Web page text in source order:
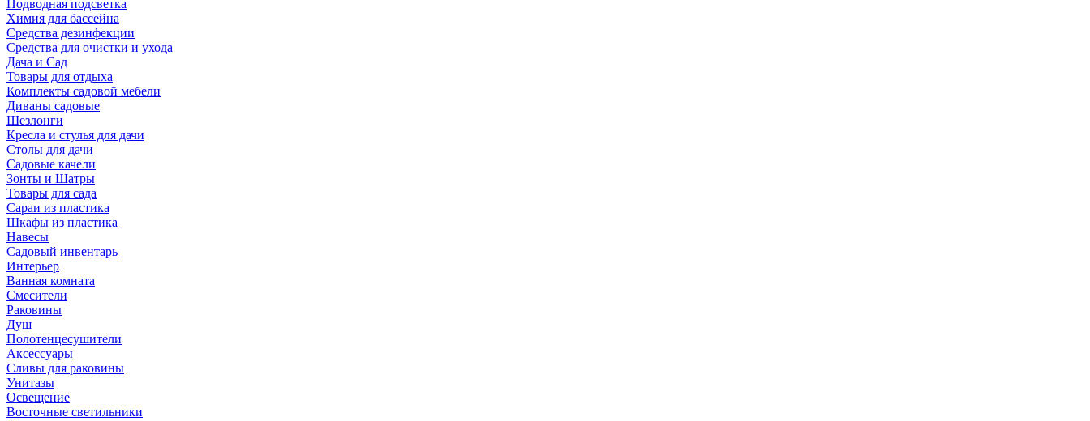
Подводная подсветка
Химия для бассейна
Средства дезинфекции
Средства для очистки и ухода
Дача и Сад
Товары для отдыха
Комплекты садовой мебели
Диваны садовые
Шезлонги
Кресла и стулья для дачи
Столы для дачи
Садовые качели
Зонты и Шатры
Товары для сада
Сараи из пластика
Шкафы из пластика
Навесы
Садовый инвентарь
Интерьер
Ванная комната
Смесители
Раковины
Душ
Полотенцесушители
Аксессуары
Сливы для раковины
Унитазы
Освещение
Восточные светильники